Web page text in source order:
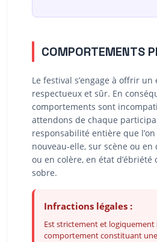
COMPORTEMENTS
Le festival s’engage à offrir
respectueux et sûr. En
comportements sont
attendons de chaque
responsabilité entière que
nouveau-elle, sur scène ou
ou en colère, en état
sobre.
Infractions légales :
Est strictement et
comportement constituant